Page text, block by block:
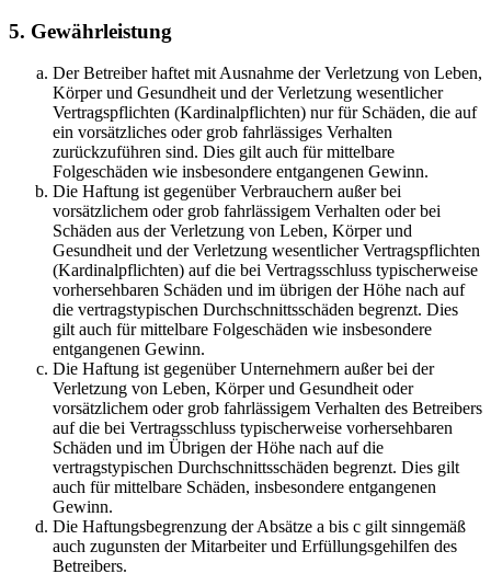
5. Gewährleistung
Der Betreiber haftet mit Ausnahme der Verletzung von Leben,
Körper und Gesundheit und der Verletzung wesentlicher
Vertragspflichten (Kardinalpflichten) nur für Schäden, die auf
ein vorsätzliches oder grob fahrlässiges Verhalten
zurückzuführen sind. Dies gilt auch für mittelbare
Folgeschäden wie insbesondere entgangenen Gewinn.
Die Haftung ist gegenüber Verbrauchern außer bei
vorsätzlichem oder grob fahrlässigem Verhalten oder bei
Schäden aus der Verletzung von Leben, Körper und
Gesundheit und der Verletzung wesentlicher Vertragspflichten
(Kardinalpflichten) auf die bei Vertragsschluss typischerweise
vorhersehbaren Schäden und im übrigen der Höhe nach auf
die vertragstypischen Durchschnittsschäden begrenzt. Dies
gilt auch für mittelbare Folgeschäden wie insbesondere
entgangenen Gewinn.
Die Haftung ist gegenüber Unternehmern außer bei der
Verletzung von Leben, Körper und Gesundheit oder
vorsätzlichem oder grob fahrlässigem Verhalten des Betreibers
auf die bei Vertragsschluss typischerweise vorhersehbaren
Schäden und im Übrigen der Höhe nach auf die
vertragstypischen Durchschnittsschäden begrenzt. Dies gilt
auch für mittelbare Schäden, insbesondere entgangenen
Gewinn.
Die Haftungsbegrenzung der Absätze a bis c gilt sinngemäß
auch zugunsten der Mitarbeiter und Erfüllungsgehilfen des
Betreibers.